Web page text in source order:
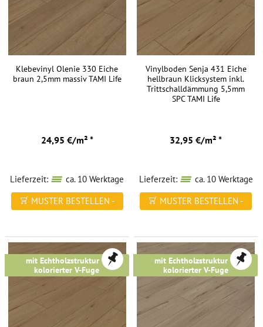
Klebevinyl Olenie 330 Eiche
braun 2,5mm massiv TAMI Life
24,95 €/m² *
Lieferzeit:
ca. 10 Werktage
MUSTER BESTELLEN -
Vinylboden Senja 431 Eiche
hellbraun Klicksystem inkl.
Trittschalldämmung 5,5mm
SPC TAMI Life
32,95 €/m² *
Lieferzeit:
ca. 10 Werktage
MUSTER BESTELLEN -
mit Echtholzstruktur &
kolorierter V-Fuge
mit Echtholzstruktur &
kolorierter V-Fuge